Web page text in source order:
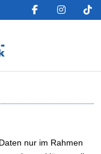
nur im Rahmen